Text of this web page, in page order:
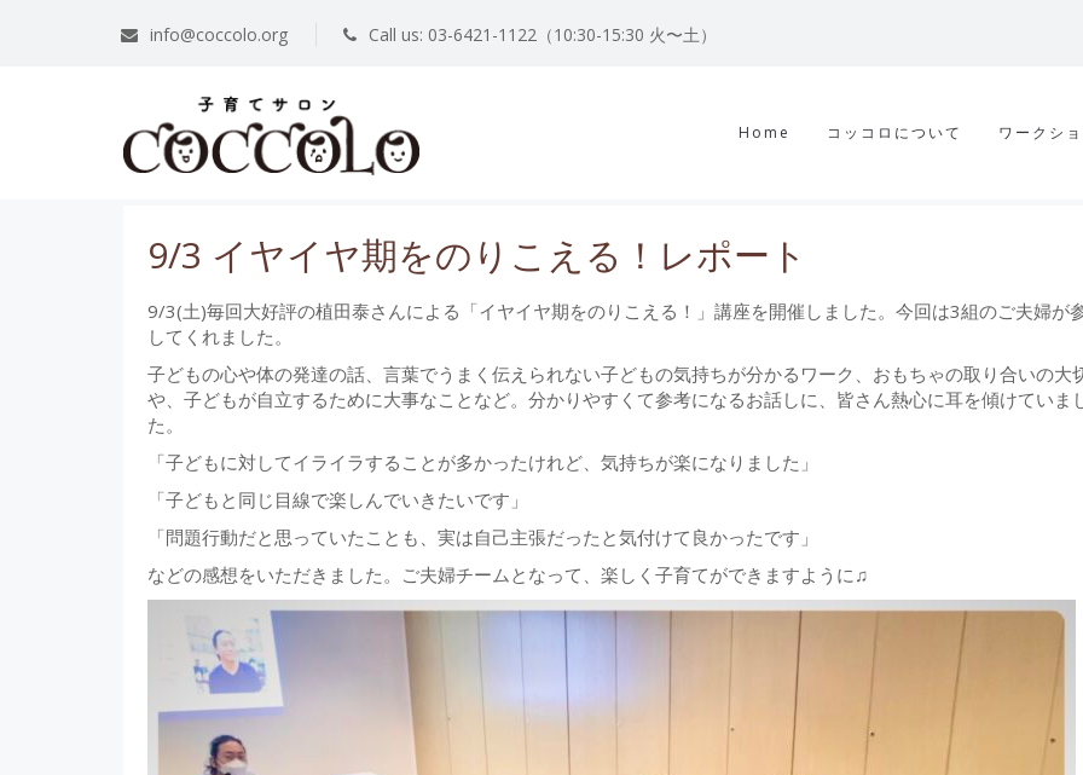
info@coccolo.org Call us: 03-6421-1122（10:30-15:30 火〜土）
Home コッコロについて ワークシ
9/3 イヤイヤ期をのりこえる！レポート
9/3(土)毎回大好評の植田泰さんによる「イヤイヤ期をのりこえる！」講座を開催しました。今回は3組のご夫婦が
してくれました。
子どもの心や体の発達の話、言葉でうまく伝えられない子どもの気持ちが分かるワーク、おもちゃの取り合いの大
や、子どもが自立するために大事なことなど。分かりやすくて参考になるお話しに、皆さん熱心に耳を傾けていま
た。
「子どもに対してイライラすることが多かったけれど、気持ちが楽になりました」
「子どもと同じ目線で楽しんでいきたいです」
「問題行動だと思っていたことも、実は自己主張だったと気付けて良かったです」
などの感想をいただきました。ご夫婦チームとなって、楽しく子育てができますように♫